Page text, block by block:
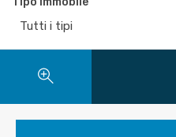
Tutti i tipi